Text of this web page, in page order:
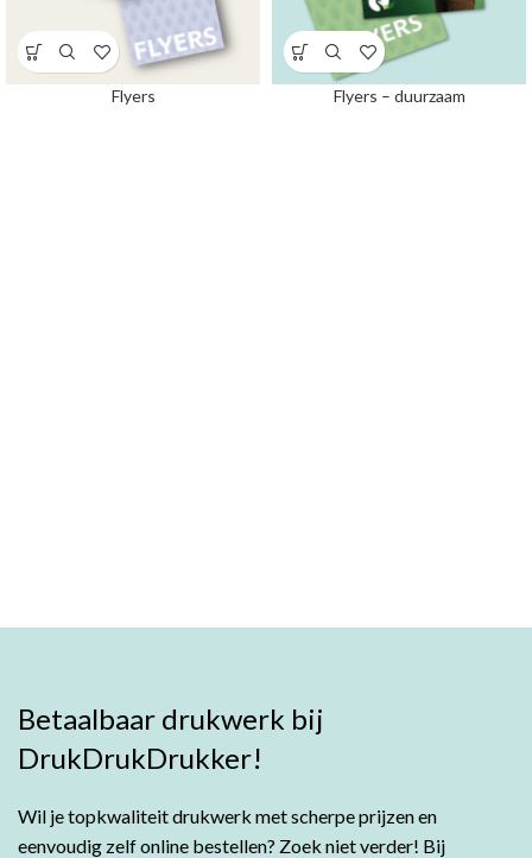
Flyers Flyers – duurzaam
Betaalbaar drukwerk bij
DrukDrukDrukker!
Wil je topkwaliteit drukwerk met scherpe prijzen en
eenvoudig zelf online bestellen? Zoek niet verder! Bij